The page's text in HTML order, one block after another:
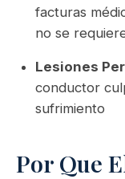
facturas
no se
Lesiones
conductor
sufrimiento
Por Que